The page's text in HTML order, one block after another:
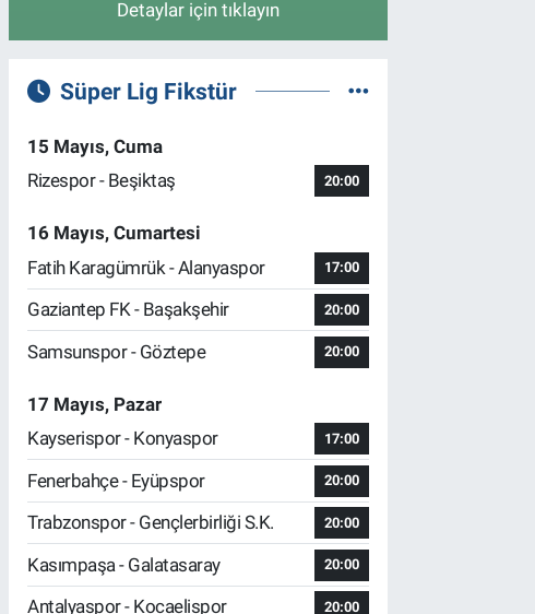
Detaylar için tıklayın
Süper Lig Fikstür
15 Mayıs, Cuma
Rizespor - Beşiktaş
20:00
16 Mayıs, Cumartesi
Fatih Karagümrük - Alanyaspor
17:00
Gaziantep FK - Başakşehir 20:00
Samsunspor - Göztepe 20:00
17 Mayıs, Pazar
Kayserispor - Konyaspor
17:00
Fenerbahçe - Eyüpspor 20:00
Trabzonspor - Gençlerbirliği S.K. 20:00
Kasımpaşa - Galatasaray 20:00
Antalyaspor - Kocaelispor 20:00